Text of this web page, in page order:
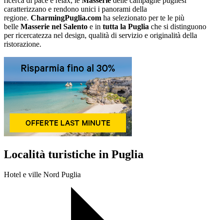
caratterizzano e rendono unici i panorami della
regione. CharmingPuglia.com ha selezionato per te le più
belle Masserie nel Salento e in tutta la Puglia che si distinguono
per ricercatezza nel design, qualità di servizio e originalità della
ristorazione.
Località turistiche in Puglia
Hotel e ville Nord Puglia